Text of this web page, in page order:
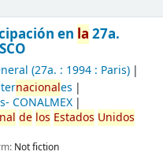
en la 27a.
(27a. : 1994 : Paris)
nacionales
CONALMEX
de los Estados Unidos
Not fiction